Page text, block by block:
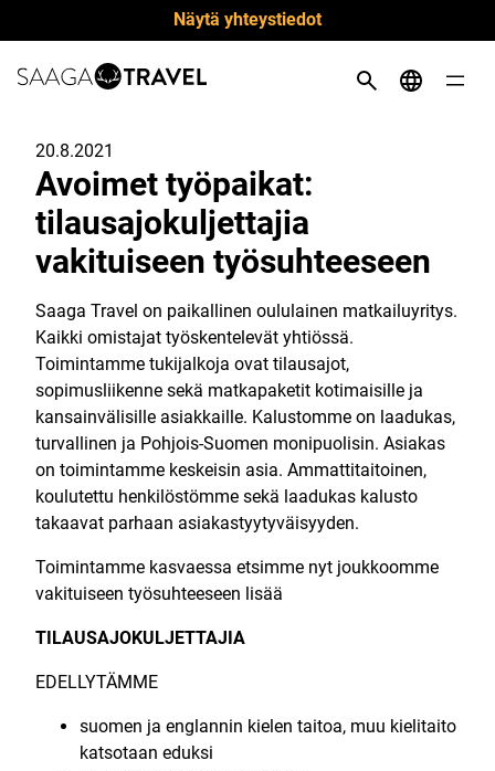
suoraan
sisältöön
Näytä yhteystiedot
20.8.2021
Avoimet työpaikat:
tilausajokuljettajia
vakituiseen työsuhteeseen
Saaga Travel on paikallinen oululainen matkailuyritys.
Kaikki omistajat työskentelevät yhtiössä.
Toimintamme tukijalkoja ovat tilausajot,
sopimusliikenne sekä matkapaketit kotimaisille ja
kansainvälisille asiakkaille. Kalustomme on laadukas,
turvallinen ja Pohjois-Suomen monipuolisin. Asiakas
on toimintamme keskeisin asia. Ammattitaitoinen,
koulutettu henkilöstömme sekä laadukas kalusto
takaavat parhaan asiakastyytyväisyyden.
Toimintamme kasvaessa etsimme nyt joukkoomme
vakituiseen työsuhteeseen lisää
TILAUSAJOKULJETTAJIA
EDELLYTÄMME
suomen ja englannin kielen taitoa, muu kielitaito
katsotaan eduksi